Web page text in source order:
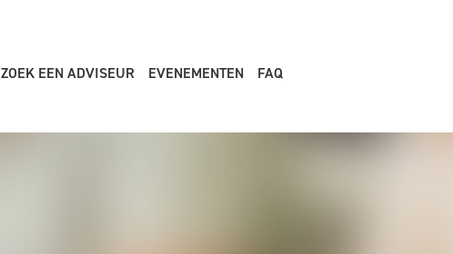
ZOEK EEN ADVISEUR EVENEMENTEN
FAQ